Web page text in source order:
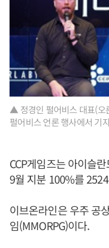
▲ 정경인 펄어비스 대표(오
펄어비스 언론 행사에서 기
CCP게임즈는 아이슬
9월 지분 100%를
이브온라인은 우주 공
임(MMORPG)이다.